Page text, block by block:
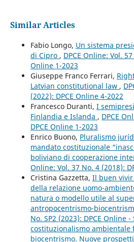
Similar Articles
Fabio Longo, Un sistema
di Cipro , DPCE Online: Vol.
Online 1-2023
Giuseppe Franco Ferrari,
Latvian constitutional law ,
(2022): DPCE Online 4-2022
Francesco Duranti, I
Finlandia e Islanda , DPCE
DPCE Online 1-2023
Enrico Buono, Pluralismo
mandato costituzionale
boliviano di cooperazione
Online: Vol. 37 No. 4 (2018):
Cristina Gazzetta, Il buen
della relazione uomo-
natura o modello utile al
antropocentrismo-
No. SP2 (2023): DPCE Online -
costituzionalismo
biocentrismo. Nuove